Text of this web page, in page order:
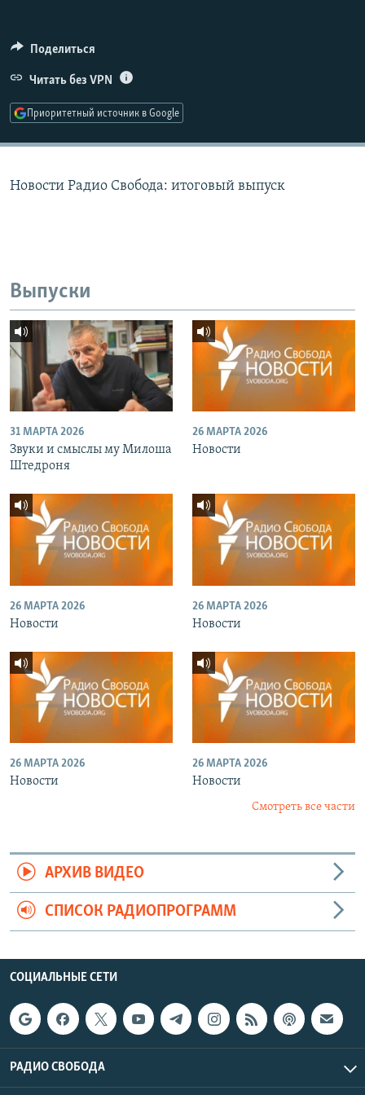
ПОДПИШИТЕСЬ НА РАССЫЛКУ
СОЦИАЛЬНЫЕ СЕТИ
Поделиться
Читать без VPN
Приоритетный источник в Google
Новости Радио Свобода: итоговый выпуск
Выпуски
31 МАРТА 2026
Звуки и смыслы му Милоша
Штедроня
26 МАРТА 2026
Новости
26 МАРТА 2026
Новости
26 МАРТА 2026
Новости
26 МАРТА 2026
Новости
26 МАРТА 2026
Новости
Смотреть все части
АРХИВ ВИДЕО
СПИСОК РАДИОПРОГРАММ
СОЦИАЛЬНЫЕ СЕТИ
РАДИО СВОБОДА